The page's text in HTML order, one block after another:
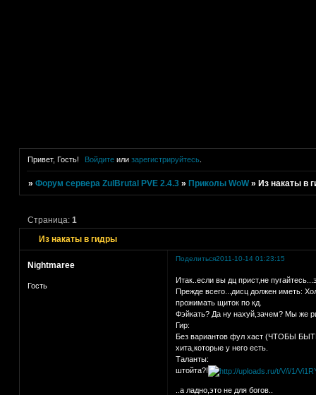
Привет, Гость! Войдите илизарегистрируйтесь
» Форум сервера ZulBrutal PVE 2.4.3 » Приколы WoW » Из накаты в
Из накаты в гидры
Страница: 1
Поделиться2011-10-14 01:23:15
Nightmaree
Гость
Итак..если вы дц прист,не
Прежде всего...дисц должен
прожимать щиток по кд.
Фэйкать? Да ну нахуй,зачем? Мы же
Гир:
Без вариантов фул хаст (ЧТОБЫ
хита,которые у него есть.
Таланты:
штойта?!
..а ладно,это не для богов..